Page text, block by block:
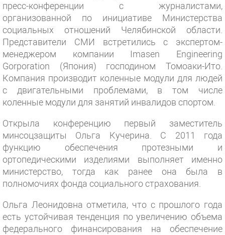
пресс-конференции с журналистами,
организованной по инициативе Министерства
социальных отношений Челябинской области.
Представители СМИ встретились с экспертом-
менеджером компании Imasen Engineering
Gorporation (Япония) господином Томоаки-Ито.
Компания производит коленные модули для людей
с двигательными проблемами, в том числе
коленные модули для занятий инвалидов спортом.
Открыла конференцию первый заместитель
минсоцзащиты Ольга Кучерина. С 2011 года
функцию обеспечения протезными и
ортопедическими изделиями выполняет именно
министерство, тогда как ранее она была в
полномочиях фонда социального страхования.
Ольга Леонидовна отметила, что с прошлого года
есть устойчивая тенденция по увеличению объема
федерального финансирования на обеспечение